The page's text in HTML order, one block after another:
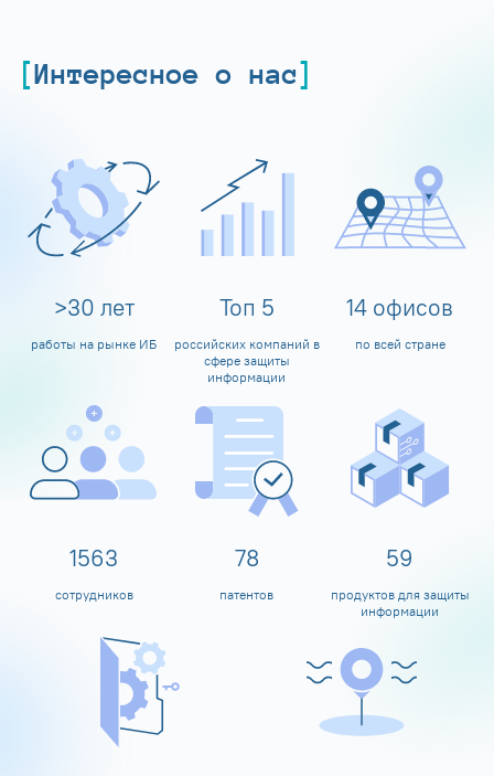
Интересное о нас
>30 лет
работы на рынке ИБ
Топ 5
российских компаний в
сфере защиты
информации
14 офисов
по всей стране
1600
сотрудников
80
патентов
60
продуктов для защиты
информации